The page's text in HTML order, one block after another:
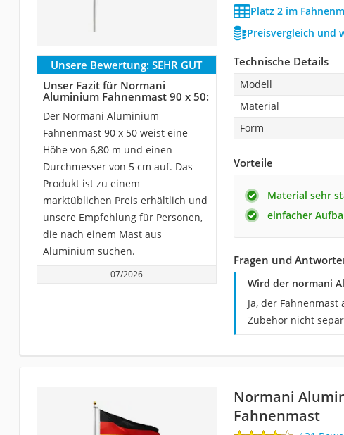
Platz 2 im
Preisvergleich und
Unsere Bewertung: SEHR GUT
Unser Fazit für Normani
Aluminium Fahnenmast 90 x 50:
Der Normani Aluminium
Fahnenmast 90 x 50 weist eine
Höhe von 6,80 m und einen
Durchmesser von 5 cm auf. Das
Produkt ist zu einem
marktüblichen Preis erhältlich und
unsere Empfehlung für Personen,
die nach einem Mast aus
Aluminium suchen.
07/2026
Technische Details
Modell
Material
Form
Vorteile
Material sehr
einfacher
Fragen und
Wird der normani
Ja, der
Zubehör nicht
Normani
Fahnenmast